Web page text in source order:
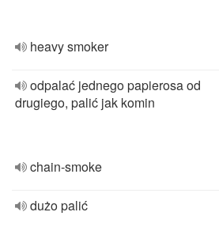
heavy smoker
odpalać jednego papierosa od
drugiego, palić jak komin
chain-smoke
dużo palić